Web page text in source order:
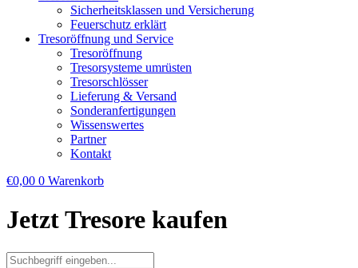
Sicherheitsklassen und Versicherung
Feuerschutz erklärt
Tresoröffnung und Service
Tresoröffnung
Tresorsysteme umrüsten
Tresorschlösser
Lieferung & Versand
Sonderanfertigungen
Wissenswertes
Partner
Kontakt
€0,00 0 Warenkorb
Jetzt Tresore kaufen